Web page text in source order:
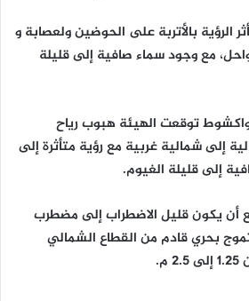
الرؤية بالأتربة على الحوضين ولعصابة و
مع وجود سماء صافية إلى قليلة
توقعت الهيئة هبوب رياح
إلى شمالية غربية مع رؤية متأثرة إلى
إلى قليلة الغيوم.
أن يكون قليل الاضطراب إلى مضطرب
بحري قادم من القطاع الشمالي